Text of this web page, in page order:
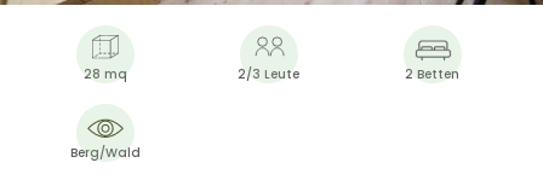
28 mq 2/3 Leute 2 Betten
Berg/Wald